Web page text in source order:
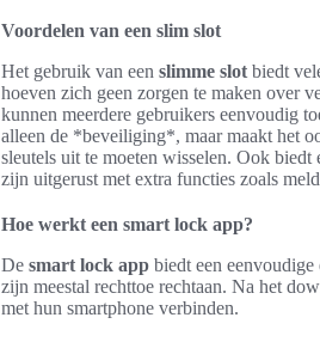
Voordelen van een slim slot
Het gebruik van een slimme slot biedt
hoeven zich geen zorgen te maken over
kunnen meerdere gebruikers eenvoudig
alleen de *beveiliging*, maar maakt het
sleutels uit te moeten wisselen. Ook
zijn uitgerust met extra functies zoals
Hoe werkt een smart lock app?
De smart lock app biedt een
zijn meestal rechttoe rechtaan. Na het
met hun smartphone verbinden.